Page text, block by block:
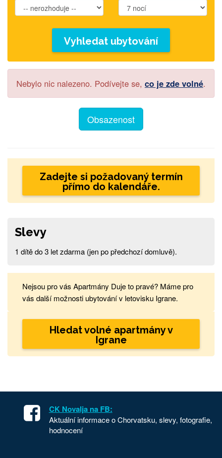
Vyhledat ubytování
Nebylo nic nalezeno. Podívejte se, co je zde volné.
Obsazenost
Zadejte si požadovaný termín
přímo do kalendáře.
Slevy
1 dítě do 3 let zdarma (jen po předchozí domluvě).
Nejsou pro vás Apartmány Duje to pravé? Máme pro
vás další možnosti ubytování v letovisku Igrane.
Hledat volné apartmány v
Igrane
CK Novalja na FB:
Aktuální informace o Chorvatsku, slevy, fotografie,
hodnocení